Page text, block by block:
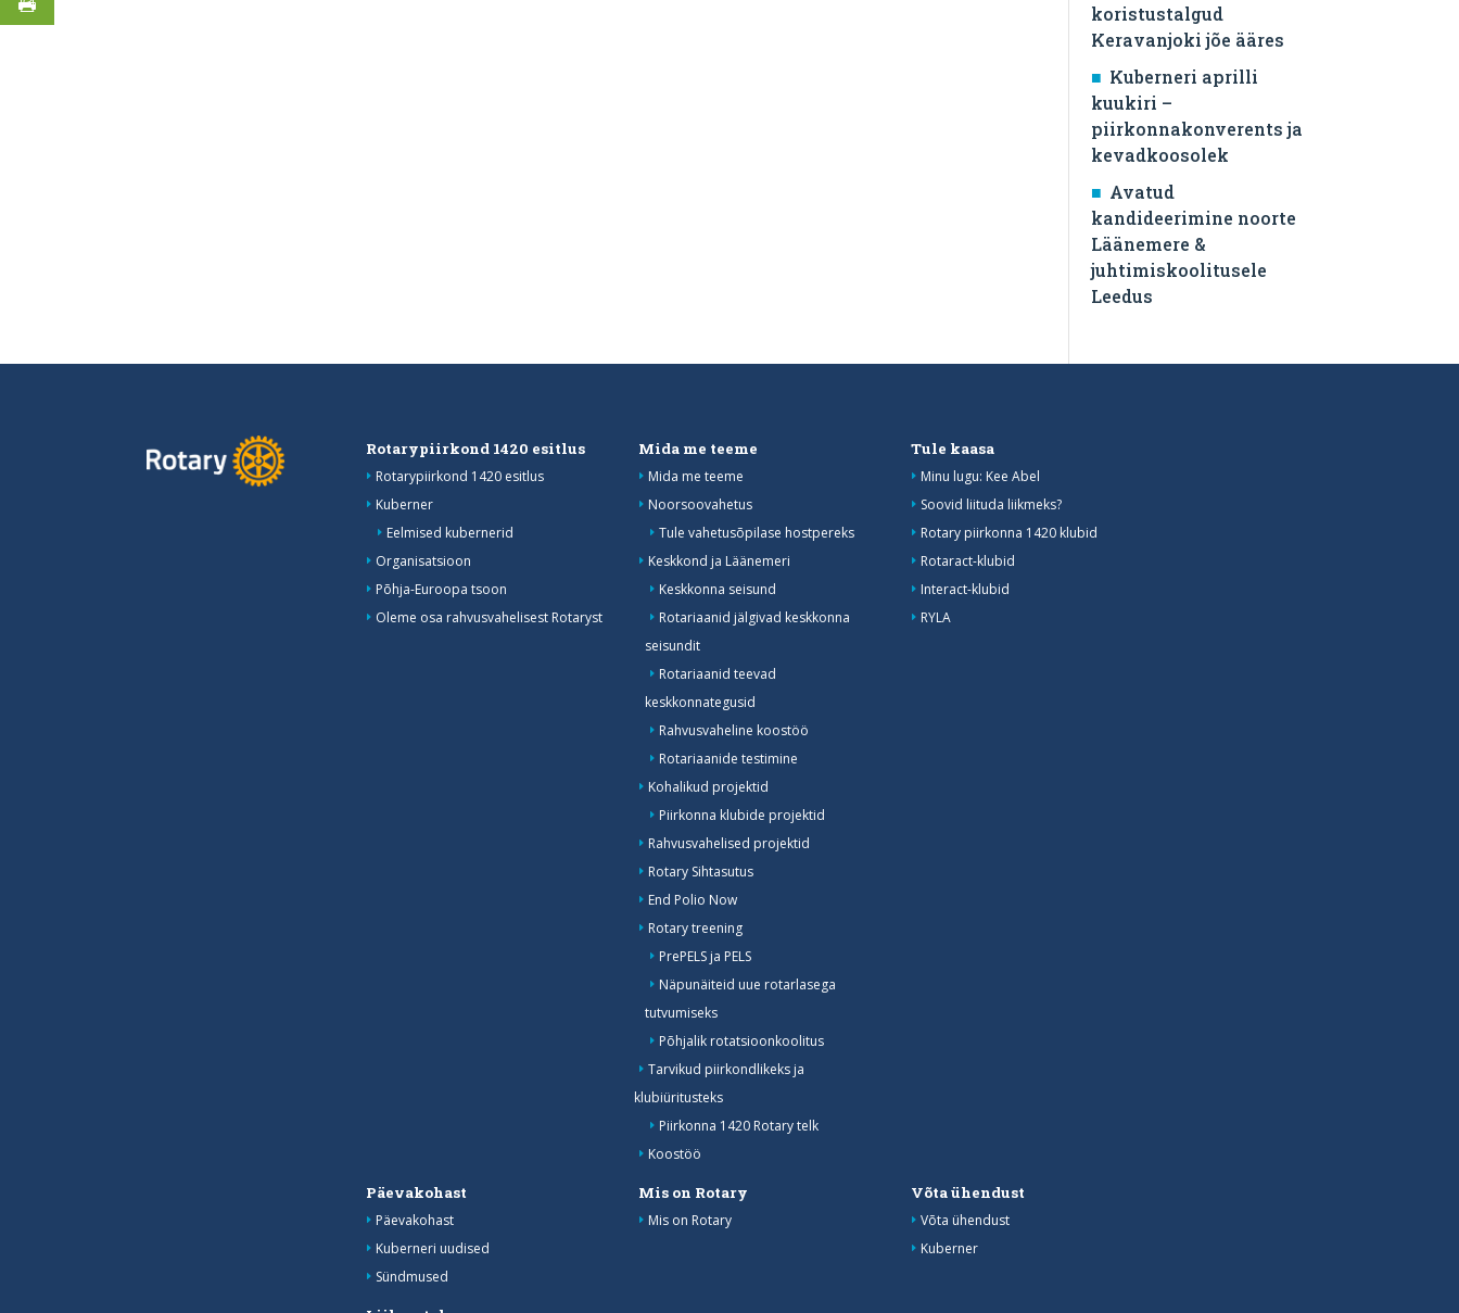
koristustalgud
Keravanjoki jõe ääres
Kuberneri aprilli
kuukiri –
piirkonnakonverents ja
kevadkoosolek
Avatud
kandideerimine noorte
Läänemere &
juhtimiskoolitusele
Leedus
Rotarypiirkond 1420 esitlus
Rotarypiirkond 1420 esitlus
Kuberner
Eelmised kubernerid
Organisatsioon
Põhja-Euroopa tsoon
Oleme osa rahvusvahelisest Rotaryst
Mida me teeme
Mida me teeme
Noorsoovahetus
Tule vahetusõpilase hostpereks
Keskkond ja Läänemeri
Keskkonna seisund
Rotariaanid jälgivad keskkonna
seisundit
Rotariaanid teevad
keskkonnategusid
Rahvusvaheline koostöö
Rotariaanide testimine
Kohalikud projektid
Piirkonna klubide projektid
Rahvusvahelised projektid
Rotary Sihtasutus
End Polio Now
Rotary treening
PrePELS ja PELS
Näpunäiteid uue rotarlasega
tutvumiseks
Põhjalik rotatsioonkoolitus
Tarvikud piirkondlikeks ja
klubiüritusteks
Piirkonna 1420 Rotary telk
Koostöö
Tule kaasa
Minu lugu: Kee Abel
Soovid liituda liikmeks?
Rotary piirkonna 1420 klubid
Rotaract-klubid
Interact-klubid
RYLA
Päevakohast
Päevakohast
Kuberneri uudised
Sündmused
Mis on Rotary
Mis on Rotary
Võta ühendust
Võta ühendust
Kuberner